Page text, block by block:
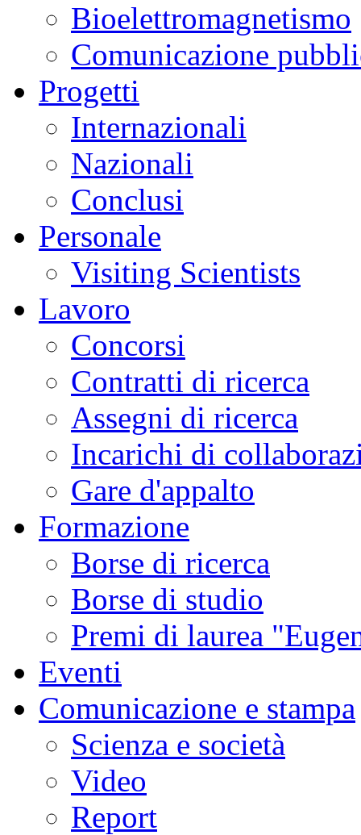
Bioelettromagnetismo
Comunicazione
Progetti
Internazionali
Nazionali
Conclusi
Personale
Visiting Scientists
Lavoro
Concorsi
Contratti di ricerca
Assegni di ricerca
Incarichi di
Gare d'appalto
Formazione
Borse di ricerca
Borse di studio
Premi di laurea
Eventi
Comunicazione e stampa
Scienza e società
Video
Report